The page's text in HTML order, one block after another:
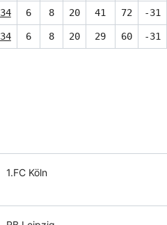
34 6 8 20 41 72 -31
34 6 8 20 29 60 -31
1.FC Köln